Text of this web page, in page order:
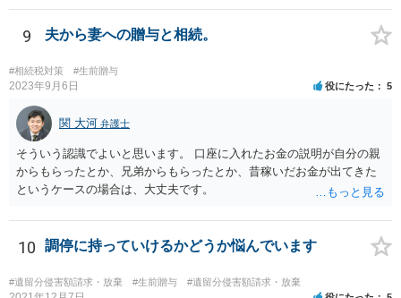
務があると思います。 倒れた弁護士が所属する弁護士会に相談さ
れた方がよいと思います。 倒れた弁護士は脳梗塞で倒れたようで
すが、 判断能力があり、復代理を倒れた弁護士の判断で復代理を
選任したのか 即ち、復代理人の選任は有効なのかという問題もあ
ると思います。
9 夫から妻への贈与と相続。
#相続税対策 #生前贈与
2023年9月6日 役にたった 5
関 大河 弁護士
そういう認識でよいと思います。 口座に入れたお金の説明が自分の親
からもらったとか、兄弟からもらったとか、昔稼いだお金が出てきた
というケースの場合は、大丈夫です。
10 調停に持っていけるかどうか悩んでいます
#遺留分侵害額請求・放棄 #生前贈与 #遺留分侵害額請求・放棄